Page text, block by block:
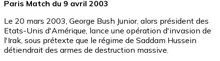
Paris Match du 9 avril 2003
Le 20 mars 2003, George Bush Junior, alors président des
Etats-Unis d'Amérique, lance une opération d'invasion de
l'Irak, sous prétexte que le régime de Saddam Hussein
détiendrait des armes de destruction massive.